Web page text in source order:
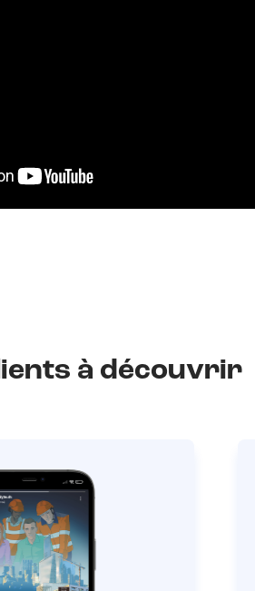
à découvrir